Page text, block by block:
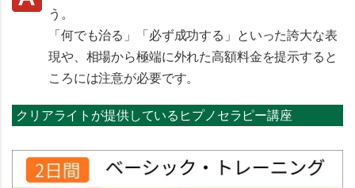
う。
「何でも治る」「必ず成功する」といった誇大な表
現や、相場から極端に外れた高額料金を提示すると
ころには注意が必要です。
クリアライトが提供しているヒプノセラピー講座